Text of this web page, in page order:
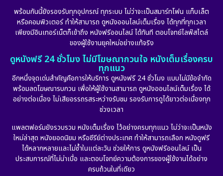
Fantasy จินตนาการ (265)
Film
Gothic (6)
HBO GO (11)
HBO Max (2)
พร้อมกันนี้ยังรองรับทุกอุปกรณ์ ทุกระบบ ไม่ว่าจะเป็นสมาร์ทโฟน แท็บเล็ต
หรือคอมพิวเตอร์ ทำให้สามารถ ดูหนังออนไลน์เต็มเรื่อง ได้ทุกที่ทุกเวลา
เพียงมีอินเทอร์เน็ตก็เข้าถึง หนังฟรีออนไลน์ ได้ทันที ตอบโจทย์ไลฟ์สไตล์
ของผู้ใช้งานยุคใหม่อย่างแท้จริง
ดูหนังฟรี 24 ชั่วโมง ไม่มีโฆษณากวนใจ หนังเต็มเรื่องครบ
ทุกแนว
อีกหนึ่งจุดเด่นสำคัญคือการให้บริการ ดูหนังฟรี 24 ชั่วโมง แบบไม่มีข้อจำกัด
พร้อมลดโฆษณารบกวน เพื่อให้ผู้ใช้งานสามารถ ดูหนังออนไลน์เต็มเรื่อง ได้
อย่างต่อเนื่อง ไม่เสียอรรถรสระหว่างรับชม รองรับการดูได้ยาวต่อเนื่องทุก
ช่วงเวลา
แพลตฟอร์มยังรวบรวม หนังเต็มเรื่อง ไว้อย่างครบทุกแนว ไม่ว่าจะเป็นหนัง
ใหม่ล่าสุด หนังยอดนิยม หรือซีรีย์ต่างประเทศ ทำให้สามารถเลือก หนังดูฟรี
ได้หลากหลายและไม่ซ้ำในแต่ละวัน ช่วยให้การ ดูหนังฟรีออนไลน์ เป็น
ประสบการณ์ที่ไม่น่าเบื่อ และตอบโจทย์ความต้องการของผู้ใช้งานได้อย่าง
ครบถ้วนในที่เดียว